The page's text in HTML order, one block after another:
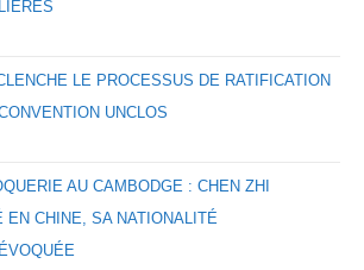
LE PROCESSUS DE RATIFICATION
UNCLOS
AU CAMBODGE : CHEN ZHI
EN CHINE, SA NATIONALITÉ